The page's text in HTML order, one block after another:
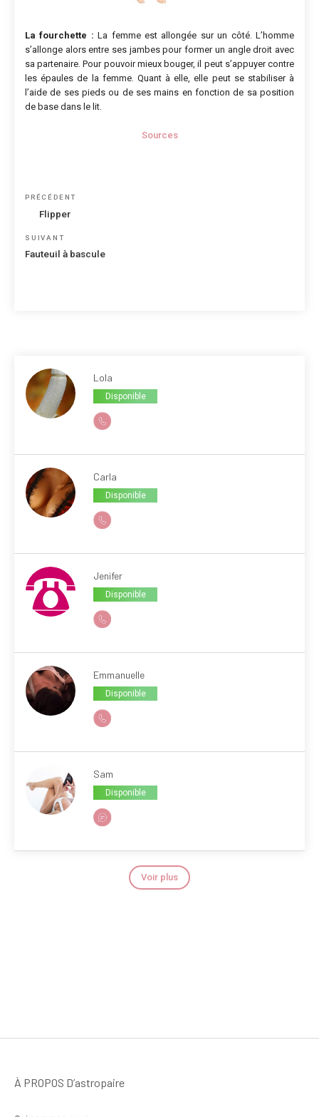
La fourchette :La femme est allongée sur un côté. L’homme
s’allonge alors entre ses jambes pour former un angle droit avec
sa partenaire. Pour pouvoir mieux bouger, il peut s’appuyer contre
les épaules de la femme. Quant à elle, elle peut se stabiliser à
l’aide de ses pieds ou de ses mains en fonction de sa position
de base dans le lit.
Sources
Navigation
Article
précédent
PRÉCÉDENT
Flipper
Article
suivant
SUIVANT
Fauteuil à bascule
Lola
Disponible
Carla
Disponible
Jenifer
Disponible
Emmanuelle
Disponible
Sam
Disponible
Voir plus
À PROPOS D’astropaire